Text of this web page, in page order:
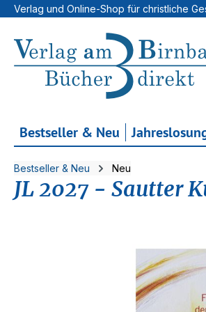
Hauptinhalt springen
Zur Suche springen
Zur Hauptnavigation springen
Verlag und Online-Shop für christliche
Bestseller & Neu
Bestseller & Neu Neu
JL 2027 - Sautter